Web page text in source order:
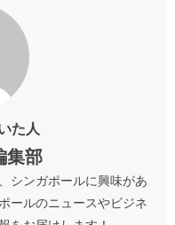
た人
集部
シンガポールに興味があ
ールのニュースやビジネ